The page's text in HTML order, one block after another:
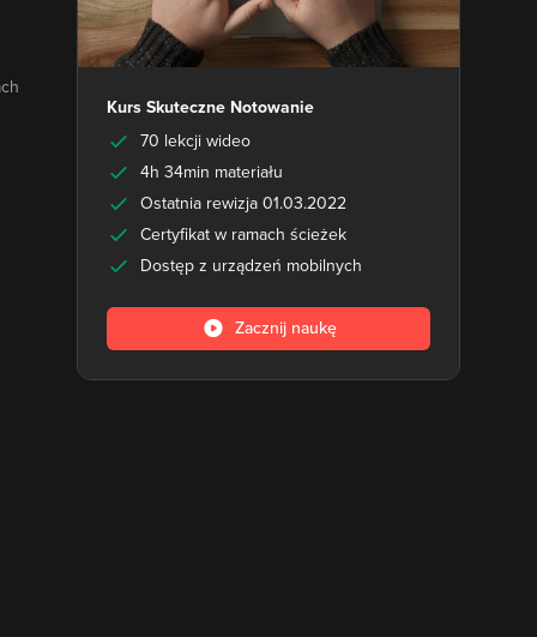
Kurs Skuteczne Notowanie
70 lekcji wideo
4h 34min materiału
Ostatnia rewizja 01.03.2022
Certyfikat w ramach ścieżek
Dostęp z urządzeń mobilnych
Zacznij naukę